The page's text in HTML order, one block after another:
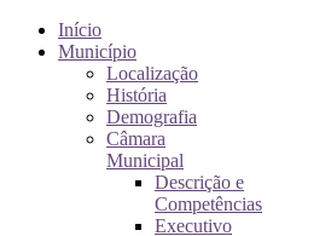
Início
Município
Localização
História
Demografia
Câmara
Municipal
Descrição e
Competências
Executivo